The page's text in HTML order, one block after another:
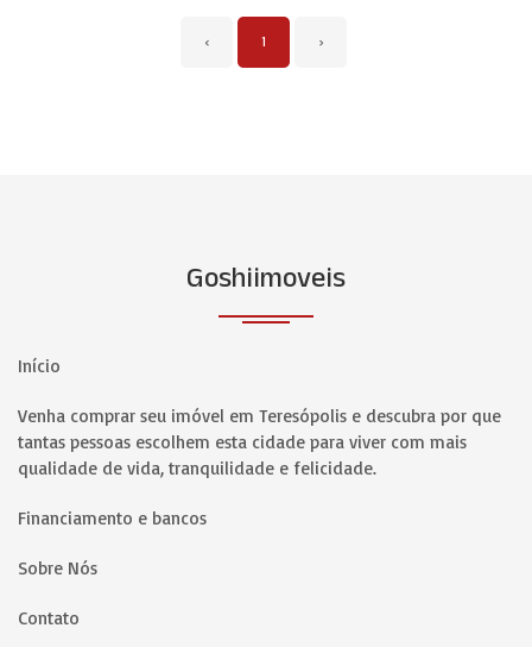
‹ 1 ›
Goshiimoveis
Início
Venha comprar seu imóvel em Teresópolis e descubra por que
tantas pessoas escolhem esta cidade para viver com mais
qualidade de vida, tranquilidade e felicidade.
Financiamento e bancos
Sobre Nós
Contato